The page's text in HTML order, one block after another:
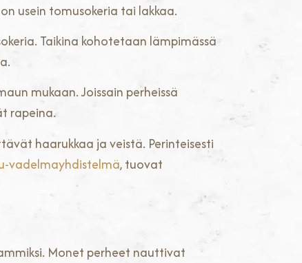
usein tomusokeria tai lakkaa.
Taikina kohotetaan lämpimässä
mukaan. Joissain perheissä
rapeina.
haarukkaa ja veistä. Perinteisesti
vadelmayhdistelmä, tuovat
Monet perheet nauttivat